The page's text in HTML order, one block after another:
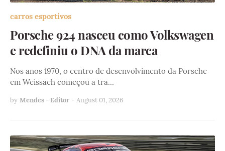
carros esportivos
Porsche 924 nasceu como Volkswagen
e redefiniu o DNA da marca
Nos anos 1970, o centro de desenvolvimento da Porsche
em Weissach começou a tra…
by Mendes - Editor - August 01, 2026